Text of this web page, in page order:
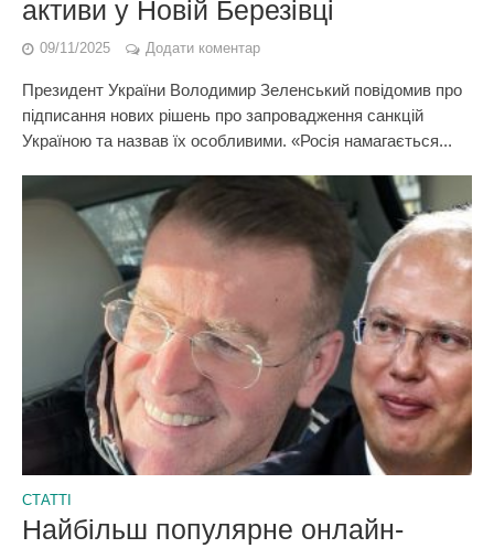
активи у Новій Березівці
09/11/2025 Додати коментар
Президент України Володимир Зеленський повідомив про
підписання нових рішень про запровадження санкцій
Україною та назвав їх особливими. «Росія намагається...
СТАТТІ
Найбільш популярне онлайн-